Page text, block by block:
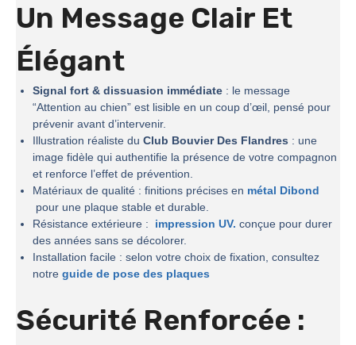
Un Message Clair Et
Élégant
Signal fort & dissuasion immédiate : le message
“Attention au chien” est lisible en un coup d’œil, pensé pour
prévenir avant d’intervenir.
Illustration réaliste du Club Bouvier Des Flandres : une
image fidèle qui authentifie la présence de votre compagnon
et renforce l’effet de prévention.
Matériaux de qualité : finitions précises en métal Dibond
pour une plaque stable et durable.
Résistance extérieure :
impression UV. conçue pour durer
des années sans se décolorer.
Installation facile : selon votre choix de fixation, consultez
notre guide de pose des plaques
Sécurité Renforcée :